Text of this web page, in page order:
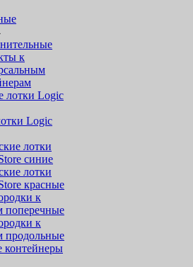
к
Logic
лотки
синие
лотки
красные
к
поперечные
к
продольные